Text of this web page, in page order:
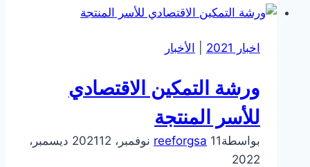
اتفاقية
مع
وزارة
الموارد
البشرية
والتنمية
اخبار 2021 الأخبار
ورشة التمكين الاقتصادي
للأسر المنتجة
بواسطة reeforgsa 11 نوفمبر، 2021
12 ديسمبر،
2022